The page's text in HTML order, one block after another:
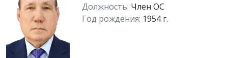
Должность: Член ОС
Год рождения: 1954 г.